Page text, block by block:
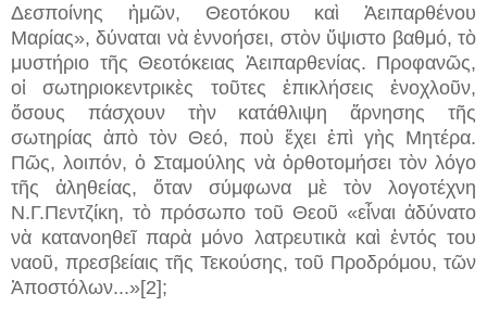
Δεσποίνης ἠμῶν, Θεοτόκου καὶ Ἀειπαρθένου
Μαρίας», δύναται νὰ ἐννοήσει, στὸν ὕψιστο βαθμό, τὸ
μυστήριο τῆς Θεοτόκειας Ἀειπαρθενίας. Προφανῶς,
οἱ σωτηριοκεντρικὲς τοῦτες ἐπικλήσεις ἐνοχλοῦν,
ὅσους πάσχουν τὴν κατάθλιψη ἄρνησης τῆς
σωτηρίας ἀπὸ τὸν Θεό, ποὺ ἔχει ἐπὶ γὴς Μητέρα.
Πῶς, λοιπόν, ὁ Σταμούλης νὰ ὀρθοτομήσει τὸν λόγο
τῆς ἀληθείας, ὅταν σύμφωνα μὲ τὸν λογοτέχνη
Ν.Γ.Πεντζίκη, τὸ πρόσωπο τοῦ Θεοῦ «εἶναι ἀδύνατο
νὰ κατανοηθεῖ παρὰ μόνο λατρευτικὰ καὶ ἐντός του
ναοῦ, πρεσβείαις τῆς Τεκούσης, τοῦ Προδρόμου, τῶν
Ἀποστόλων...»[2];